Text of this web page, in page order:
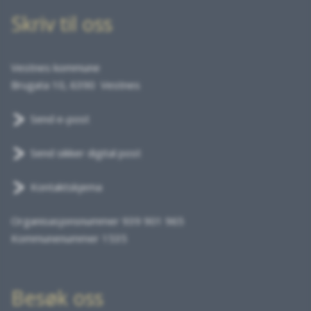
Skriv til oss
Vestnes kommune
Brugata 10, 6390 Vestnes
Send e-post
Send sikker digital post
Kontaktskjema
Organisasjonsnummer 939 901 965
Kommunenummer 1535
Besøk oss